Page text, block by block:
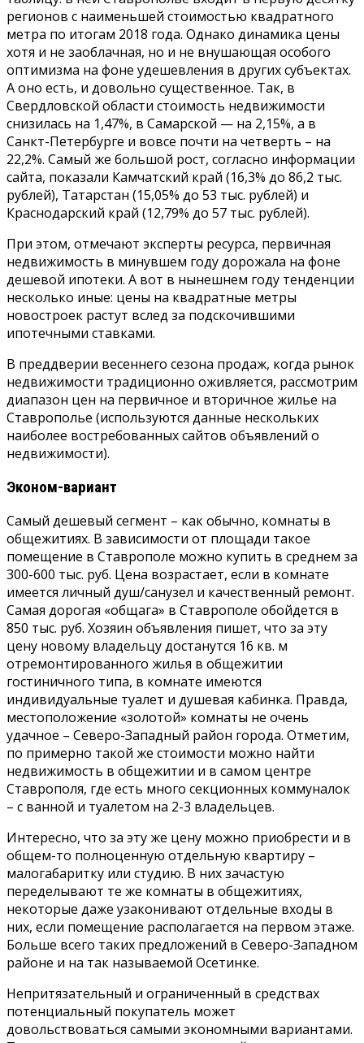
регионов с наименьшей стоимостью квадратного
метра по итогам 2018 года. Однако динамика цены
хотя и не заоблачная, но и не внушающая особого
оптимизма на фоне удешевления в других субъектах.
А оно есть, и довольно существенное. Так, в
Свердловской области стоимость недвижимости
снизилась на 1,47%, в Самарской — на 2,15%, а в
Санкт-Петербурге и вовсе почти на четверть – на
22,2%. Самый же большой рост, согласно информации
сайта, показали Камчатский край (16,3% до 86,2 тыс.
рублей), Татарстан (15,05% до 53 тыс. рублей) и
Краснодарский край (12,79% до 57 тыс. рублей).
При этом, отмечают эксперты ресурса, первичная
недвижимость в минувшем году дорожала на фоне
дешевой ипотеки. А вот в нынешнем году тенденции
несколько иные: цены на квадратные метры
новостроек растут вслед за подскочившими
ипотечными ставками.
В преддверии весеннего сезона продаж, когда рынок
недвижимости традиционно оживляется, рассмотрим
диапазон цен на первичное и вторичное жилье на
Ставрополье (используются данные нескольких
наиболее востребованных сайтов объявлений о
недвижимости).
Эконом-вариант
Самый дешевый сегмент – как обычно, комнаты в
общежитиях. В зависимости от площади такое
помещение в Ставрополе можно купить в среднем за
300-600 тыс. руб. Цена возрастает, если в комнате
имеется личный душ/санузел и качественный ремонт.
Самая дорогая «общага» в Ставрополе обойдется в
850 тыс. руб. Хозяин объявления пишет, что за эту
цену новому владельцу достанутся 16 кв. м
отремонтированного жилья в общежитии
гостиничного типа, в комнате имеются
индивидуальные туалет и душевая кабинка. Правда,
местоположение «золотой» комнаты не очень
удачное – Северо-Западный район города. Отметим,
по примерно такой же стоимости можно найти
недвижимость в общежитии и в самом центре
Ставрополя, где есть много секционных коммуналок
– с ванной и туалетом на 2-3 владельцев.
Интересно, что за эту же цену можно приобрести и в
общем-то полноценную отдельную квартиру –
малогабаритку или студию. В них зачастую
переделывают те же комнаты в общежитиях,
некоторые даже узаконивают отдельные входы в
них, если помещение располагается на первом этаже.
Больше всего таких предложений в Северо-Западном
районе и на так называемой Осетинке.
Непритязательный и ограниченный в средствах
потенциальный покупатель может
довольствоваться самыми экономными вариантами.